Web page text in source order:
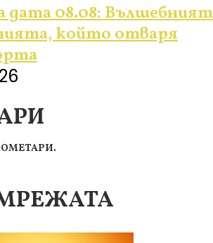
дата 08.08: Вълшебният
който отваря